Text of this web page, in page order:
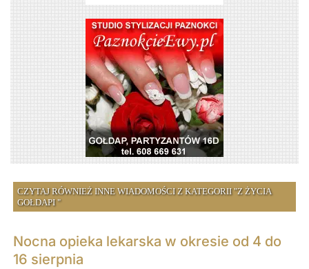
CZYTAJ RÓWNIEŻ INNE WIADOMOŚCI Z KATEGORII "Z ŻYCIA
GOŁDAPI "
Nocna opieka lekarska w okresie od 4 do
16 sierpnia